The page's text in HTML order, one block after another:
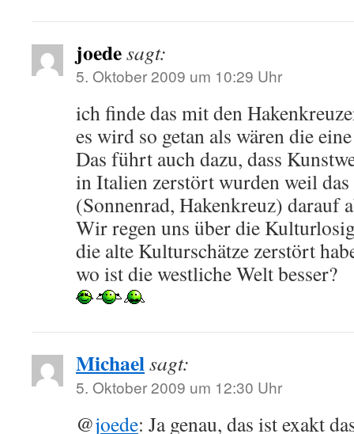
joedesagt:
5. Oktober 2009 um 10:29 Uhr
ich finde das mit den
es wird so getan als wären die
Das führt auch dazu, dass
in Italien zerstört wurden weil
(Sonnenrad, Hakenkreuz) darauf
Wir regen uns über die
die alte Kulturschätze zerstört
wo ist die westliche Welt besser?
Michaelsagt:
5. Oktober 2009 um 12:30 Uhr
@joede: Ja genau, das ist exakt